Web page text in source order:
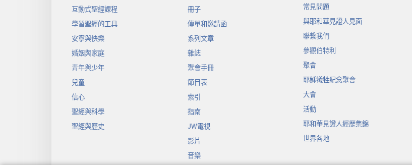
互動式聖經課程
學習聖經的工具
安寧與快樂
婚姻與家庭
青年與少年
兒童
信心
聖經與科學
聖經與歷史
冊子
傳單和邀請函
系列文章
雜誌
聚會手冊
節目表
索引
指南
JW電視
影片
音樂
常見問題
與耶和華見證人見面
聯繫我們
參觀伯特利
聚會
耶穌犧牲紀念聚會
大會
活動
耶和華見證人經歷集錦
世界各地